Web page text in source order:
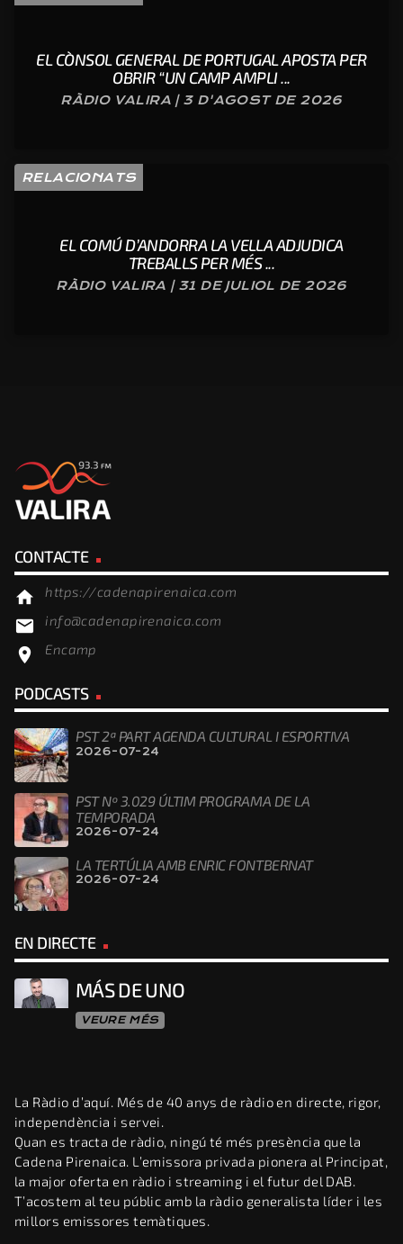
EL CÒNSOL GENERAL DE PORTUGAL APOSTA PER
OBRIR “UN CAMP AMPLI ...
RÀDIO VALIRA | 3 D'AGOST DE 2026
RELACIONATS
EL COMÚ D’ANDORRA LA VELLA ADJUDICA
TREBALLS PER MÉS ...
RÀDIO VALIRA | 31 DE JULIOL DE 2026
CONTACTE
home https://cadenapirenaica.com
email info@cadenapirenaica.com
location_on Encamp
PODCASTS
PST 2ª PART AGENDA CULTURAL I ESPORTIVA
2026-07-24
PST Nº 3.029 ÚLTIM PROGRAMA DE LA
TEMPORADA
2026-07-24
LA TERTÚLIA AMB ENRIC FONTBERNAT
2026-07-24
EN DIRECTE
MÁS DE UNO
VEURE MÉS
La Ràdio d’aquí. Més de 40 anys de ràdio en directe, rigor,
independència i servei.
Quan es tracta de ràdio, ningú té més presència que la
Cadena Pirenaica. L’emissora privada pionera al Principat,
la major oferta en ràdio i streaming i el futur del DAB.
T’acostem al teu públic amb la ràdio generalista líder i les
millors emissores temàtiques.